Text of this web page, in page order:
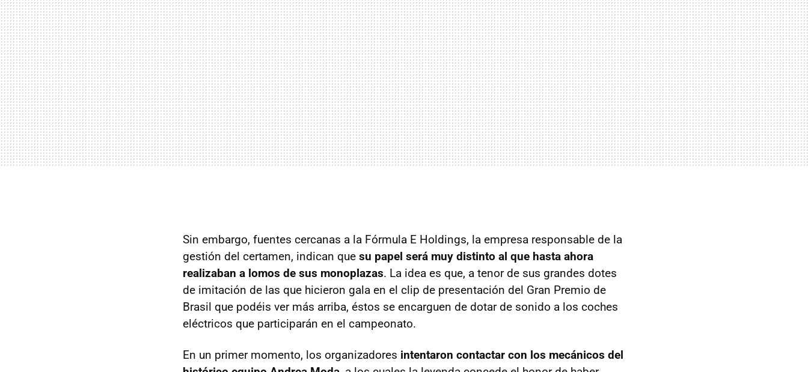
Sin embargo, fuentes cercanas a la Fórmula E Holdings, la empresa responsable de la
gestión del certamen, indican que su papel será muy distinto al que hasta ahora
realizaban a lomos de sus monoplazas. La idea es que, a tenor de sus grandes dotes
de imitación de las que hicieron gala en el clip de presentación del Gran Premio de
Brasil que podéis ver más arriba, éstos se encarguen de dotar de sonido a los coches
eléctricos que participarán en el campeonato.
En un primer momento, los organizadores intentaron contactar con los mecánicos del